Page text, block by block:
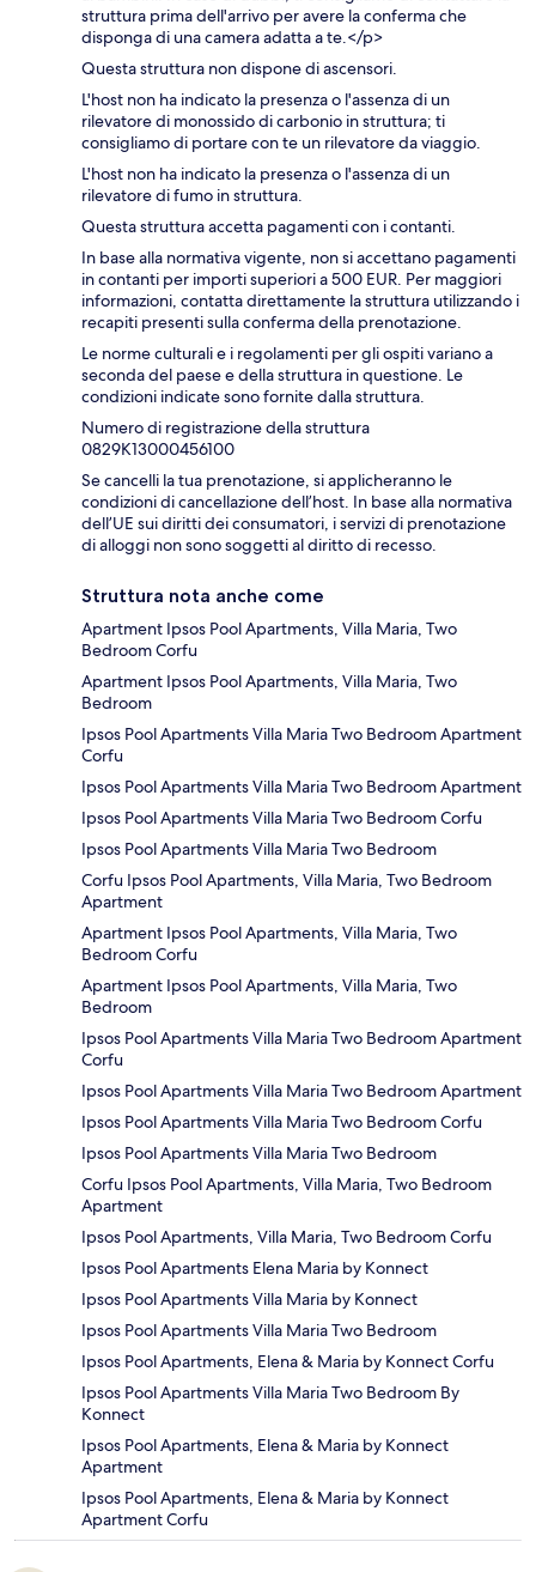
struttura prima dell'arrivo per avere la conferma che
disponga di una camera adatta a te.</p>
Questa struttura non dispone di ascensori.
L'host non ha indicato la presenza o l'assenza di un
rilevatore di monossido di carbonio in struttura; ti
consigliamo di portare con te un rilevatore da viaggio.
L'host non ha indicato la presenza o l'assenza di un
rilevatore di fumo in struttura.
Questa struttura accetta pagamenti con i contanti.
In base alla normativa vigente, non si accettano pagamenti
in contanti per importi superiori a 500 EUR. Per maggiori
informazioni, contatta direttamente la struttura utilizzando i
recapiti presenti sulla conferma della prenotazione.
Le norme culturali e i regolamenti per gli ospiti variano a
seconda del paese e della struttura in questione. Le
condizioni indicate sono fornite dalla struttura.
Numero di registrazione della struttura
0829K13000456100
Se cancelli la tua prenotazione, si applicheranno le
condizioni di cancellazione dell’host. In base alla normativa
dell’UE sui diritti dei consumatori, i servizi di prenotazione
di alloggi non sono soggetti al diritto di recesso.
Struttura nota anche come
Apartment Ipsos Pool Apartments, Villa Maria, Two
Bedroom Corfu
Apartment Ipsos Pool Apartments, Villa Maria, Two
Bedroom
Ipsos Pool Apartments Villa Maria Two Bedroom Apartment
Corfu
Ipsos Pool Apartments Villa Maria Two Bedroom Apartment
Ipsos Pool Apartments Villa Maria Two Bedroom Corfu
Ipsos Pool Apartments Villa Maria Two Bedroom
Corfu Ipsos Pool Apartments, Villa Maria, Two Bedroom
Apartment
Apartment Ipsos Pool Apartments, Villa Maria, Two
Bedroom Corfu
Apartment Ipsos Pool Apartments, Villa Maria, Two
Bedroom
Ipsos Pool Apartments Villa Maria Two Bedroom Apartment
Corfu
Ipsos Pool Apartments Villa Maria Two Bedroom Apartment
Ipsos Pool Apartments Villa Maria Two Bedroom Corfu
Ipsos Pool Apartments Villa Maria Two Bedroom
Corfu Ipsos Pool Apartments, Villa Maria, Two Bedroom
Apartment
Ipsos Pool Apartments, Villa Maria, Two Bedroom Corfu
Ipsos Pool Apartments Elena Maria by Konnect
Ipsos Pool Apartments Villa Maria by Konnect
Ipsos Pool Apartments Villa Maria Two Bedroom
Ipsos Pool Apartments, Elena & Maria by Konnect Corfu
Ipsos Pool Apartments Villa Maria Two Bedroom By
Konnect
Ipsos Pool Apartments, Elena & Maria by Konnect
Apartment
Ipsos Pool Apartments, Elena & Maria by Konnect
Apartment Corfu